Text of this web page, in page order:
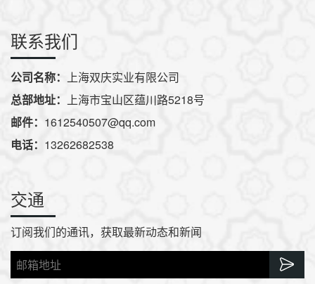
联系我们
公司名称： 上海双庆实业有限公司
总部地址： 上海市宝山区蕴川路5218号
邮件： 1612540507@qq.com
电话： 13262682538
交通
订阅我们的通讯，获取最新动态和新闻